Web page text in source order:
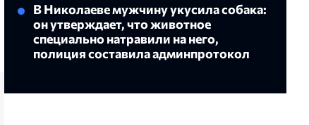
В Николаеве мужчину укусила собака:
он утверждает, что животное
специально натравили на него,
полиция составила админпротокол